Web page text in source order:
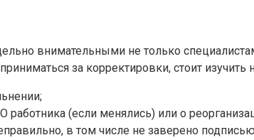
внимательными не только
за корректировки, стоит
(если менялись) или о
в том числе не заверено